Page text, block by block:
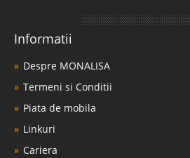
Informatii
Despre MONALISA
Termeni si Conditii
Piata de mobila
Linkuri
Cariera